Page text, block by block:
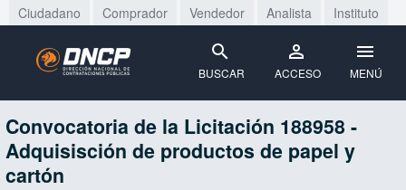
Ciudadano Comprador Vendedor Analista Instituto
BUSCAR ACCESO MENÚ
Convocatoria de la Licitación 188958 -
Adquisisción de productos de papel y
cartón